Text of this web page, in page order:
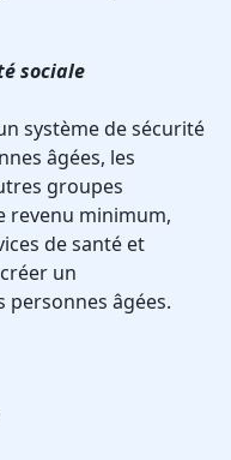
sociale
système de sécurité
âgées, les
groupes
revenu minimum,
de santé et
un
âgées.